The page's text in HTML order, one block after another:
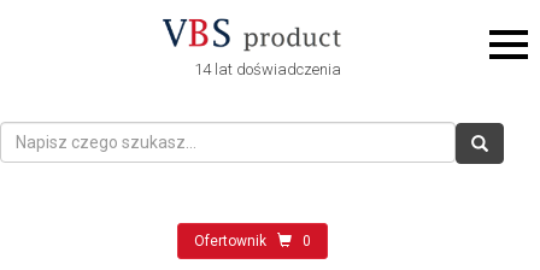
14 lat doświadczenia
Ofertownik 0